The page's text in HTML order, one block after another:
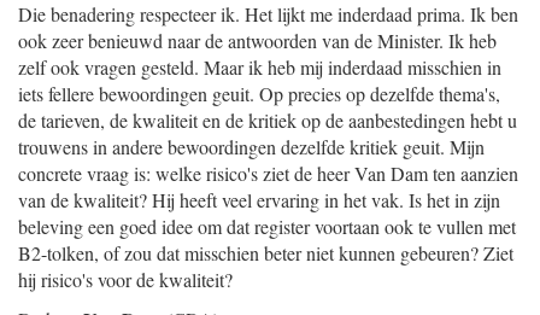
Die benadering respecteer ik. Het lijkt me inderdaad prima. Ik ben
ook zeer benieuwd naar de antwoorden van de Minister. Ik heb
zelf ook vragen gesteld. Maar ik heb mij inderdaad misschien in
iets fellere bewoordingen geuit. Op precies op dezelfde thema's,
de tarieven, de kwaliteit en de kritiek op de aanbestedingen hebt u
trouwens in andere bewoordingen dezelfde kritiek geuit. Mijn
concrete vraag is: welke risico's ziet de heer Van Dam ten aanzien
van de kwaliteit? Hij heeft veel ervaring in het vak. Is het in zijn
beleving een goed idee om dat register voortaan ook te vullen met
B2-tolken, of zou dat misschien beter niet kunnen gebeuren? Ziet
hij risico's voor de kwaliteit?